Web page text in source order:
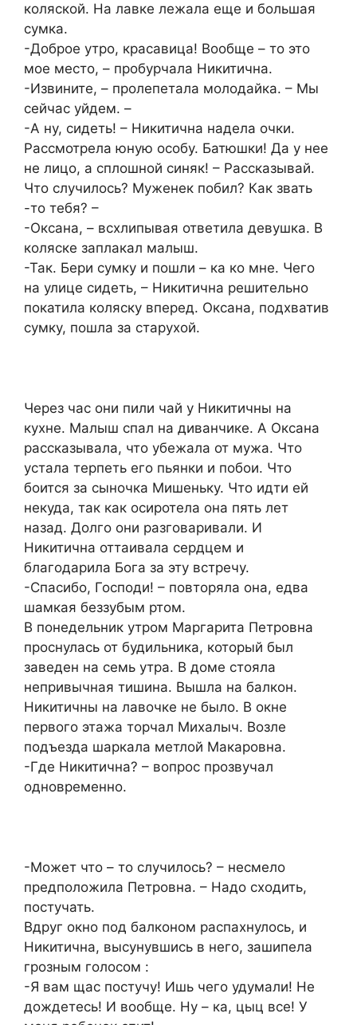
коляской. На лавке лежала еще и большая
сумка.
-Доброе утро, красавица! Вообще – то это
мое место, – пробурчала Никитична.
-Извините, – пролепетала молодайка. – Мы
сейчас уйдем. –
-А ну, сидеть! – Никитична надела очки.
Рассмотрела юную особу. Батюшки! Да у нее
не лицо, а сплошной синяк! – Рассказывай.
Что случилось? Муженек побил? Как звать
-то тебя? –
-Оксана, – всхлипывая ответила девушка. В
коляске заплакал малыш.
-Так. Бери сумку и пошли – ка ко мне. Чего
на улице сидеть, – Никитична решительно
покатила коляску вперед. Оксана, подхватив
сумку, пошла за старухой.
Через час они пили чай у Никитичны на
кухне. Малыш спал на диванчике. А Оксана
рассказывала, что убежала от мужа. Что
устала терпеть его пьянки и побои. Что
боится за сыночка Мишеньку. Что идти ей
некуда, так как осиротела она пять лет
назад. Долго они разговаривали. И
Никитична оттаивала сердцем и
благодарила Бога за эту встречу.
-Спасибо, Господи! – повторяла она, едва
шамкая беззубым ртом.
В понедельник утром Маргарита Петровна
проснулась от будильника, который был
заведен на семь утра. В доме стояла
непривычная тишина. Вышла на балкон.
Никитичны на лавочке не было. В окне
первого этажа торчал Михалыч. Возле
подъезда шаркала метлой Макаровна.
-Где Никитична? – вопрос прозвучал
одновременно.
-Может что – то случилось? – несмело
предположила Петровна. – Надо сходить,
постучать.
Вдруг окно под балконом распахнулось, и
Никитична, высунувшись в него, зашипела
грозным голосом :
-Я вам щас постучу! Ишь чего удумали! Не
дождетесь! И вообще. Ну – ка, цыц все! У